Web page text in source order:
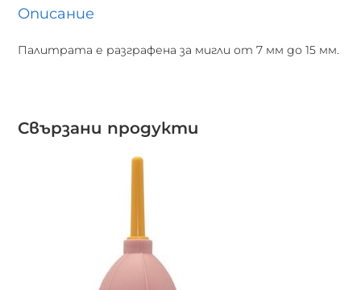
Описание
Палитрата е разграфена за мигли от 7 мм до 15 мм.
Свързани продукти